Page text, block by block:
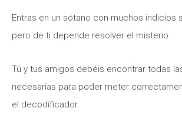
Entras en un sótano con muchos indicios
pero de ti depende resolver el misterio.
Tú y tus amigos debéis encontrar todas
necesarias para poder meter
el decodificador.